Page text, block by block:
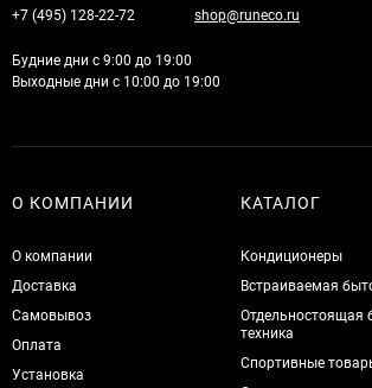
+7 (495) 128-22-72 shop@runeco.ru
Будние дни с 9:00 до 19:00
Выходные дни с 10:00 до 19:00
О КОМПАНИИ
О компании
Доставка
Самовывоз
Оплата
Установка
КАТАЛОГ
Кондиционеры
Встраиваемая
Отдельностоящая
техника
Спортивные